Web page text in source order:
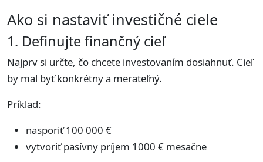
Ako si nastaviť investičné ciele
1. Definujte finančný cieľ
Najprv si určte, čo chcete investovaním dosiahnuť. Cieľ
by mal byť konkrétny a merateľný.
Príklad:
nasporiť 100 000 €
vytvoriť pasívny príjem 1000 € mesačne